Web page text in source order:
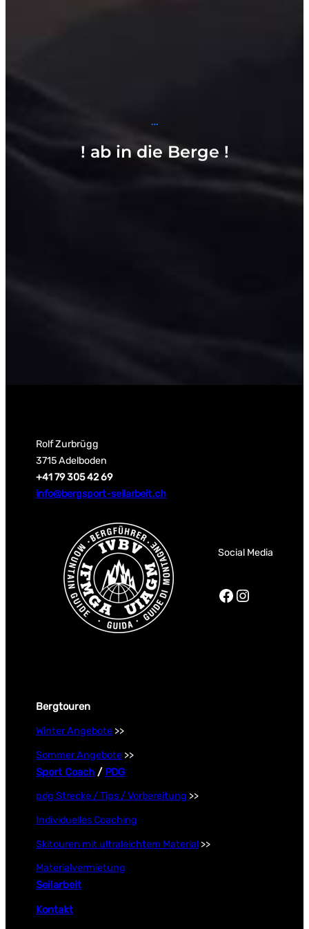
…
! ab in die Berge !
Rolf Zurbrügg
3715 Adelboden
+41 79 305 42 69
info@bergsport-seilarbeit.ch
Social Media
Facebook
Bergtouren
Winter Angebote >>
Sommer Angebote >>
Sport Coach / PDG
pdg Strecke / Tips / Vorbereitung >>
Individuelles Coaching
Skitouren mit ultraleichtem Material >>
Materialvermietung
Seilarbeit
Kontakt